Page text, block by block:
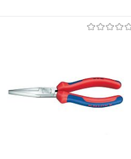
В избранное
Под заказ